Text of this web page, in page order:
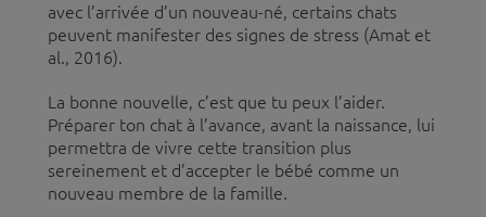
avec l’arrivée d’un nouveau-né, certains chats
peuvent manifester des signes de stress (Amat et
al., 2016).
La bonne nouvelle, c’est que tu peux l’aider.
Préparer ton chat à l’avance, avant la naissance, lui
permettra de vivre cette transition plus
sereinement et d’accepter le bébé comme un
nouveau membre de la famille.